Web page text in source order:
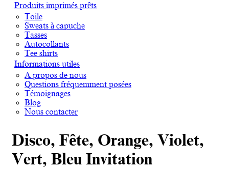
Produits imprimés prêts
Toile
Sweats à capuche
Tasses
Autocollants
Tee shirts
Informations utiles
A propos de nous
Questions fréquemment posées
Témoignages
Blog
Nous contacter
Disco, Fête, Orange, Violet,
Vert, Bleu Invitation